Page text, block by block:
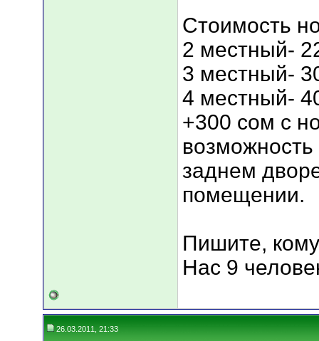
Стоимость
2 местный-
3 местный-
4 местный-
+300 сом с
возможность
заднем
помещении.
Пишите,
Нас 9
26.03.2011, 21:33